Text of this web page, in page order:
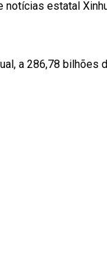
notícias estatal
a 286,78 bilhões